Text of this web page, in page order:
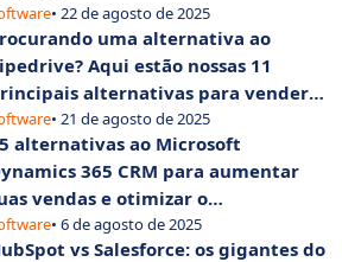
• 22 de agosto de 2025
uma alternativa ao
Aqui estão nossas 11
alternativas para vender
e bem
• 21 de agosto de 2025
alternativas ao Microsoft
365 CRM para aumentar
vendas e otimizar o
de clientes
• 6 de agosto de 2025
vs Salesforce: os gigantes do